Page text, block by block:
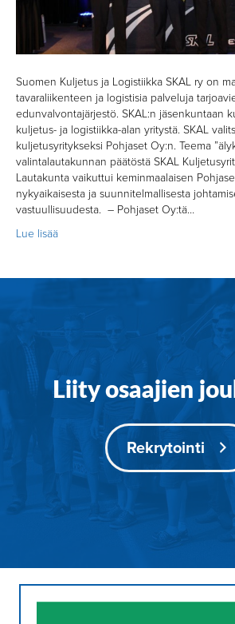
Suomen Kuljetus ja Logistiikka SKAL ry on
tavaraliikenteen ja logistisia palveluja
edunvalvontajärjestö. SKAL:n jäsenkuntaan
kuljetus- ja logistiikka-alan yritystä. SKAL
kuljetusyritykseksi Pohjaset Oy:n. Teema
valintalautakunnan päätöstä SKAL
Lautakunta vaikuttui keminmaalaisen
nykyaikaisesta ja suunnitelmallisesta
vastuullisuudesta. – Pohjaset Oy:tä…
Lue lisää
Liity osaajien
Rekrytointi